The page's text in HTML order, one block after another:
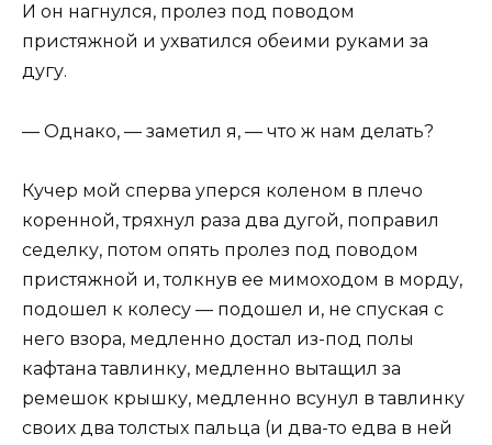
И он нагнулся, пролез под поводом
пристяжной и ухватился обеими руками за
дугу.
— Однако, — заметил я, — что ж нам делать?
Кучер мой сперва уперся коленом в плечо
коренной, тряхнул раза два дугой, поправил
седелку, потом опять пролез под поводом
пристяжной и, толкнув ее мимоходом в морду,
подошел к колесу — подошел и, не спуская с
него взора, медленно достал из-под полы
кафтана тавлинку, медленно вытащил за
ремешок крышку, медленно всунул в тавлинку
своих два толстых пальца (и два-то едва в ней